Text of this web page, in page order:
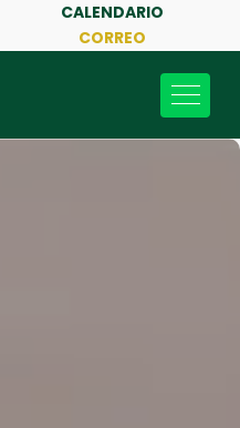
CALENDARIO
CORREO